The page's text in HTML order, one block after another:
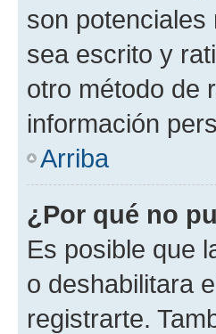
son
sea escrito y
otro método de
información
Arriba
¿Por qué no
Es posible que
o deshabilitara
registrarte.